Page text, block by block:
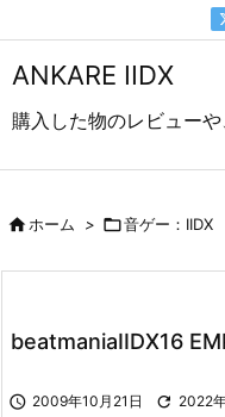
ANKARE IIDX
購入した物のレビュー
ホーム > 音ゲー：IIDX
beatmaniaIIDX16
 2009年10月21日  2022